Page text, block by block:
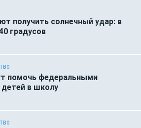
получить солнечный удар: в
градусов
помочь федеральными
в школу